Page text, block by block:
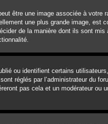
être une image associée à votre
une plus grande image, est
de la manière dont ils sont
ou identifient certains
réglés par l’administrateur du
pas cela et un modérateur ou